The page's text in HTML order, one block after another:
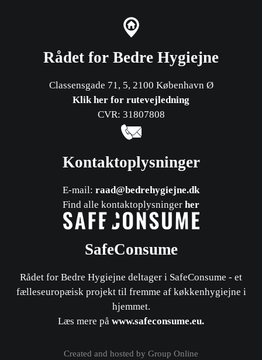
Rådet for Bedre Hygiejne
Classensgade 71, 5, 2100 København Ø
Klik her for rutevejledning
CVR: 31807808
Kontaktoplysninger
E-mail: raad@bedrehygiejne.dk
Find alle kontaktoplysninger her
SafeConsume
Rådet for Bedre Hygiejne deltager i SafeConsume - et
fælleseuropæisk projekt til fremme af køkkenhygiejne i
hjemmet.
​Læs mere på www.safeconsume.eu.
Created and hosted by Group Online